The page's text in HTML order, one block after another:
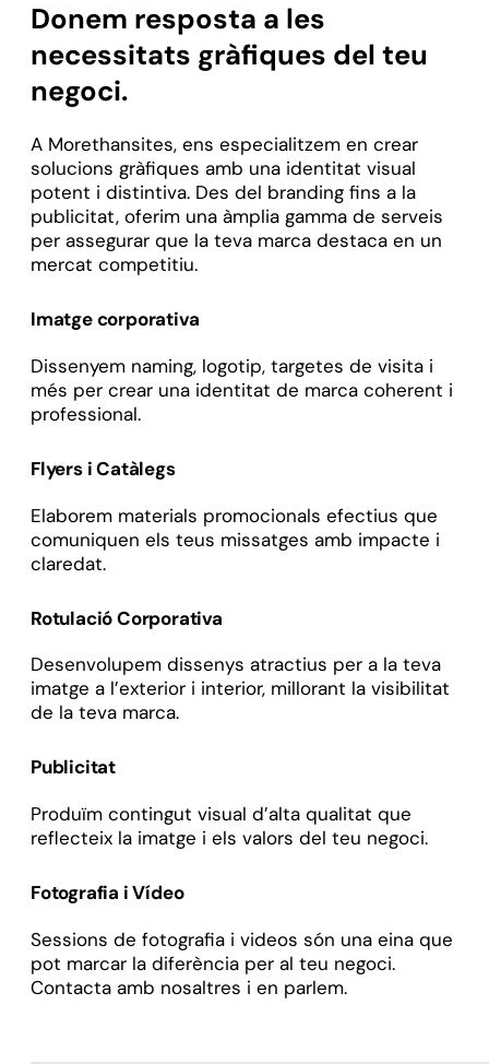
Donem resposta a les
necessitats gràfiques del teu
negoci.
A Morethansites, ens especialitzem en crear
solucions gràfiques amb una identitat visual
potent i distintiva. Des del branding fins a la
publicitat, oferim una àmplia gamma de serveis
per assegurar que la teva marca destaca en un
mercat competitiu.
Imatge corporativa
Dissenyem naming, logotip, targetes de visita i
més per crear una identitat de marca coherent i
professional.
Flyers i Catàlegs
Elaborem materials promocionals efectius que
comuniquen els teus missatges amb impacte i
claredat.
Rotulació Corporativa
Desenvolupem dissenys atractius per a la teva
imatge a l’exterior i interior, millorant la visibilitat
de la teva marca.
Publicitat
Produïm contingut visual d’alta qualitat que
reflecteix la imatge i els valors del teu negoci.
Fotografia i Vídeo
Sessions de fotografia i videos són una eina que
pot marcar la diferència per al teu negoci.
Contacta amb nosaltres i en parlem.